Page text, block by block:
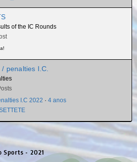
of the IC Rounds
penalties I.C.
I.C 2022 · 4 anos
Sports - 2021